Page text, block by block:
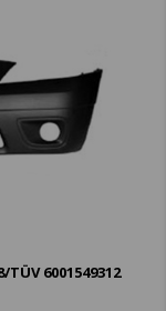
TÜV 6001549312